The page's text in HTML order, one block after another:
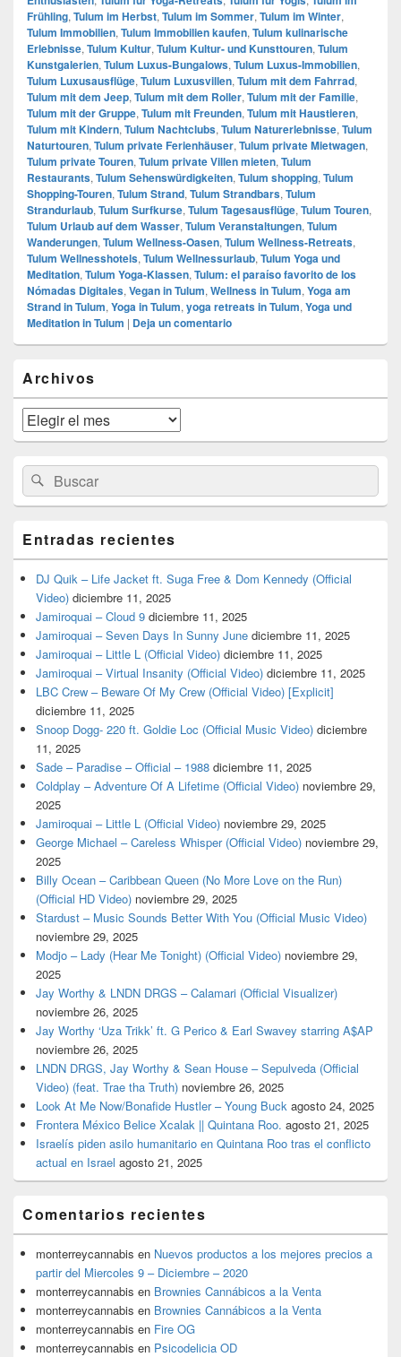
Frühling, Tulum im Herbst, Tulum im Sommer, Tulum im Winter,
Tulum Immobilien, Tulum Immobilien kaufen, Tulum kulinarische
Erlebnisse, Tulum Kultur, Tulum Kultur- und Kunsttouren, Tulum
Kunstgalerien, Tulum Luxus-Bungalows, Tulum Luxus-Immobilien,
Tulum Luxusausflüge, Tulum Luxusvillen, Tulum mit dem Fahrrad,
Tulum mit dem Jeep, Tulum mit dem Roller, Tulum mit der Familie,
Tulum mit der Gruppe, Tulum mit Freunden, Tulum mit Haustieren,
Tulum mit Kindern, Tulum Nachtclubs, Tulum Naturerlebnisse, Tulum
Naturtouren, Tulum private Ferienhäuser, Tulum private Mietwagen,
Tulum private Touren, Tulum private Villen mieten, Tulum
Restaurants, Tulum Sehenswürdigkeiten, Tulum shopping, Tulum
Shopping-Touren, Tulum Strand, Tulum Strandbars, Tulum
Strandurlaub, Tulum Surfkurse, Tulum Tagesausflüge, Tulum Touren,
Tulum Urlaub auf dem Wasser, Tulum Veranstaltungen, Tulum
Wanderungen, Tulum Wellness-Oasen, Tulum Wellness-Retreats,
Tulum Wellnesshotels, Tulum Wellnessurlaub, Tulum Yoga und
Meditation, Tulum Yoga-Klassen, Tulum: el paraíso favorito de los
Nómadas Digitales, Vegan in Tulum, Wellness in Tulum, Yoga am
Strand in Tulum, Yoga in Tulum, yoga retreats in Tulum, Yoga und
Meditation in Tulum | Deja un comentario
área
de
widget
barra
lateral
primaria
Archivos
Archivos
Buscar
por:
Buscar
Entradas recientes
DJ Quik – Life Jacket ft. Suga Free & Dom Kennedy (Official
Video) diciembre 11, 2025
Jamiroquai – Cloud 9 diciembre 11, 2025
Jamiroquai – Seven Days In Sunny June diciembre 11, 2025
Jamiroquai – Little L (Official Video) diciembre 11, 2025
Jamiroquai – Virtual Insanity (Official Video) diciembre 11, 2025
LBC Crew – Beware Of My Crew (Official Video) [Explicit]
diciembre 11, 2025
Snoop Dogg- 220 ft. Goldie Loc (Official Music Video) diciembre
11, 2025
Sade – Paradise – Official – 1988 diciembre 11, 2025
Coldplay – Adventure Of A Lifetime (Official Video) noviembre 29,
2025
Jamiroquai – Little L (Official Video) noviembre 29, 2025
George Michael – Careless Whisper (Official Video) noviembre 29,
2025
Billy Ocean – Caribbean Queen (No More Love on the Run)
(Official HD Video) noviembre 29, 2025
Stardust – Music Sounds Better With You (Official Music Video)
noviembre 29, 2025
Modjo – Lady (Hear Me Tonight) (Official Video) noviembre 29,
2025
Jay Worthy & LNDN DRGS – Calamari (Official Visualizer)
noviembre 26, 2025
Jay Worthy ‘Uza Trikk’ ft. G Perico & Earl Swavey starring A$AP
noviembre 26, 2025
LNDN DRGS, Jay Worthy & Sean House – Sepulveda (Official
Video) (feat. Trae tha Truth) noviembre 26, 2025
Look At Me Now/Bonafide Hustler – Young Buck agosto 24, 2025
Frontera México Belice Xcalak || Quintana Roo. agosto 21, 2025
Israelís piden asilo humanitario en Quintana Roo tras el conflicto
actual en Israel agosto 21, 2025
Comentarios recientes
monterreycannabis en Nuevos productos a los mejores precios a
partir del Miercoles 9 – Diciembre – 2020
monterreycannabis en Brownies Cannábicos a la Venta
monterreycannabis en Brownies Cannábicos a la Venta
monterreycannabis en Fire OG
monterreycannabis en Psicodelicia OD